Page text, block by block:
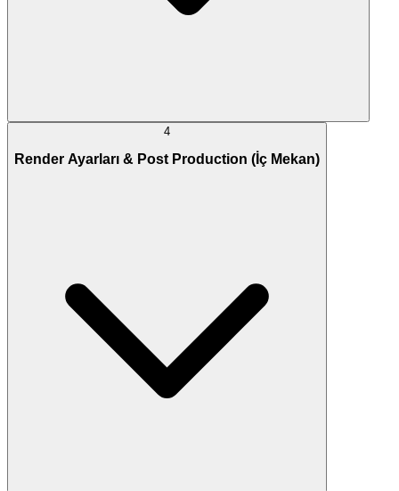
4
Render Ayarları & Post Production (İç Mekan)